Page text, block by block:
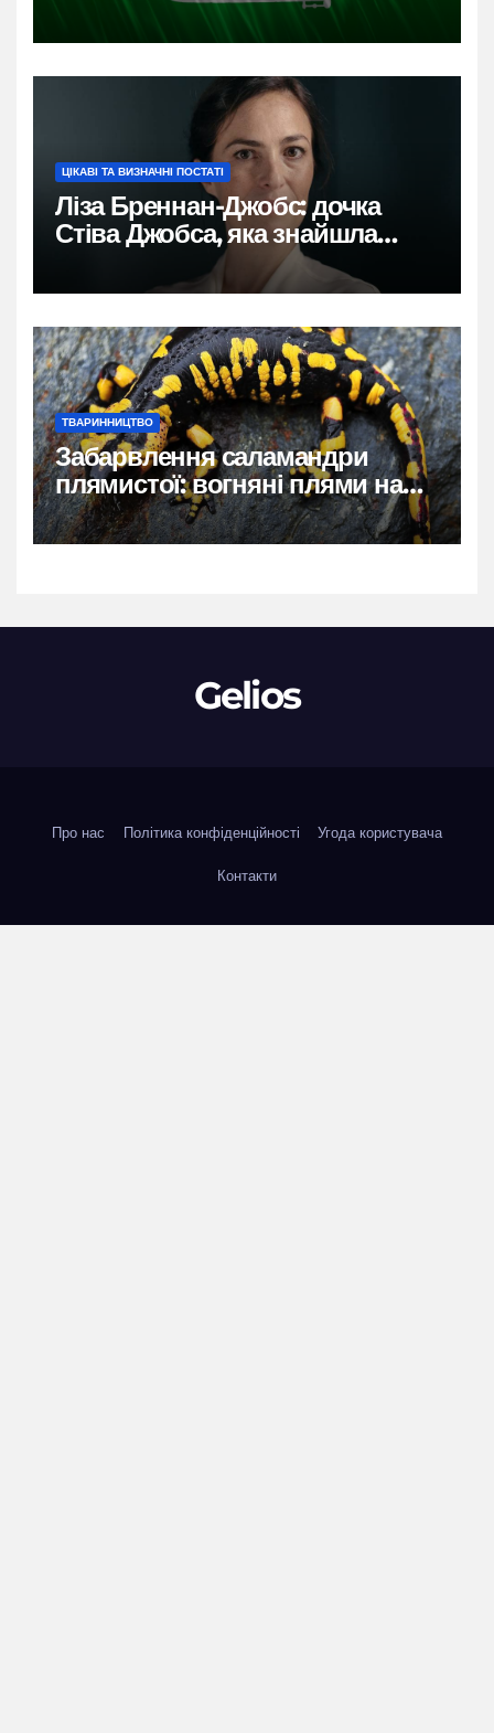
ЦІКАВІ ТА ВИЗНАЧНІ ПОСТАТІ
Ліза Бреннан-Джобс: дочка
Стіва Джобса, яка знайшла
власний голос
ТВАРИННИЦТВО
Забарвлення саламандри
плямистої: вогняні плями на
чорному тлі
Gelios
Про нас Політика конфіденційності Угода користувача
Контакти